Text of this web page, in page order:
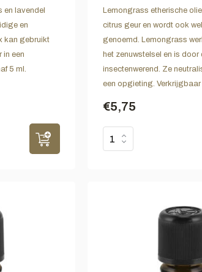
en lavendel
en
kan gebruikt
in een
5 ml.
Lemongrass etherische
citrus geur en wordt ook
genoemd. Lemongrass
het zenuwstelsel en is
insectenwerend. Ze
een opgieting. Verkrijgbaar
€5,75